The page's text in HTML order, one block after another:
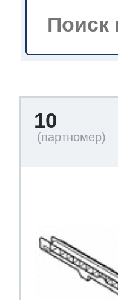
по уходу
10